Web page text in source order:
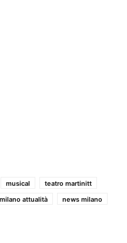
musical
teatro martinitt
milano attualità
news milano